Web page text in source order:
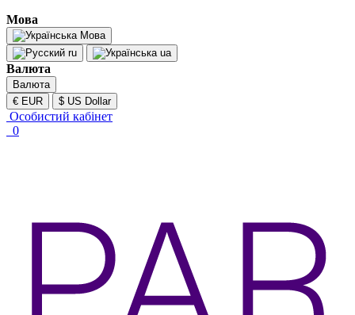
Мова
Мова
ru
ua
Валюта
Валюта
€ EUR
$ US Dollar
Особистий кабінет
0